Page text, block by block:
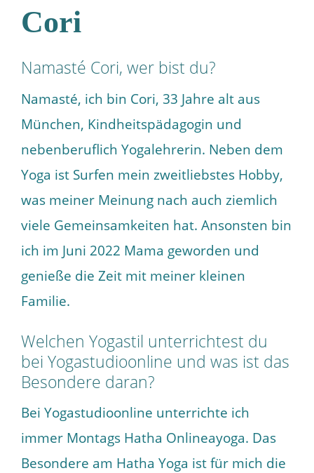
Cori
Namasté Cori, wer bist du?
Namasté, ich bin Cori, 33 Jahre alt aus
München, Kindheitspädagogin und
nebenberuflich Yogalehrerin. Neben dem
Yoga ist Surfen mein zweitliebstes Hobby,
was meiner Meinung nach auch ziemlich
viele Gemeinsamkeiten hat. Ansonsten bin
ich im Juni 2022 Mama geworden und
genieße die Zeit mit meiner kleinen
Familie.
Welchen Yogastil unterrichtest du
bei Yogastudioonline und was ist das
Besondere daran?
Bei Yogastudioonline unterrichte ich
immer Montags Hatha Onlineayoga. Das
Besondere am Hatha Yoga ist für mich die